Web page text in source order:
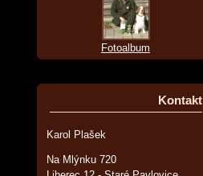
Fotoalbum
Kontakt
Karol Plašek
Na Mlýnku 720